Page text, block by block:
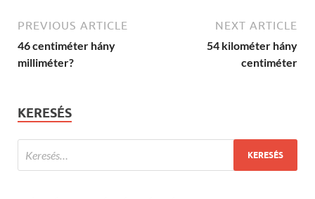
PREVIOUS ARTICLE
46 centiméter hány
milliméter?
NEXT ARTICLE
54 kilométer hány
centiméter
KERESÉS